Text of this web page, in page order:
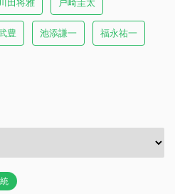
豊 池添謙一 福永祐一